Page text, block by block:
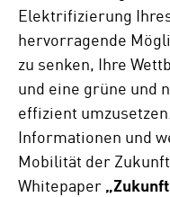
Elektrifizierung
hervorragende
zu senken, Ihre
und eine grüne und
effizient
Informationen und
Mobilität der
Whitepaper